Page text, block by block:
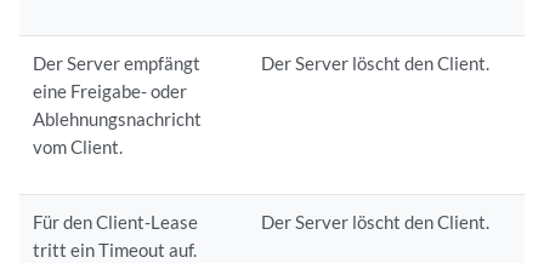
Der Server empfängt
eine Freigabe- oder
Ablehnungsnachricht
vom Client.
Der Server löscht den Client.
Für den Client-Lease
tritt ein Timeout auf.
Der Server löscht den Client.